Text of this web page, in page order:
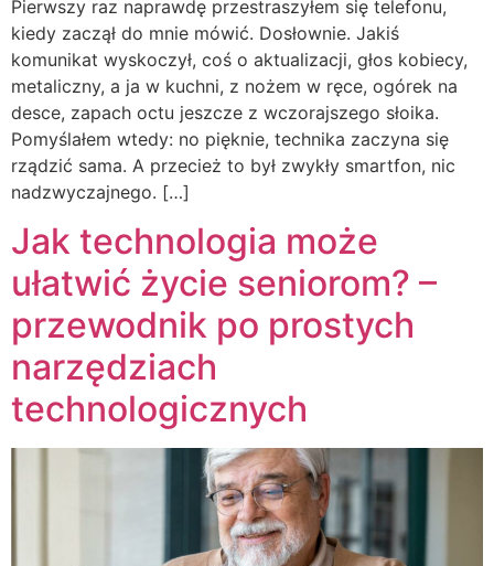
Pierwszy raz naprawdę przestraszyłem się telefonu,
kiedy zaczął do mnie mówić. Dosłownie. Jakiś
komunikat wyskoczył, coś o aktualizacji, głos kobiecy,
metaliczny, a ja w kuchni, z nożem w ręce, ogórek na
desce, zapach octu jeszcze z wczorajszego słoika.
Pomyślałem wtedy: no pięknie, technika zaczyna się
rządzić sama. A przecież to był zwykły smartfon, nic
nadzwyczajnego. […]
Jak technologia może
ułatwić życie seniorom? –
przewodnik po prostych
narzędziach
technologicznych